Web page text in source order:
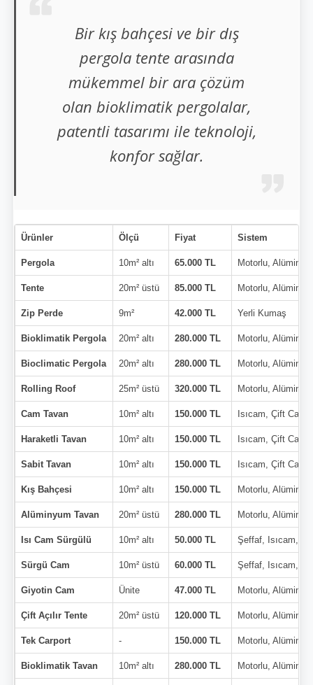
Bir kış bahçesi ve bir dış
pergola tente arasında
mükemmel bir ara çözüm
olan bioklimatik pergolalar,
patentli tasarımı ile teknoloji,
konfor sağlar.
Ürünler Ölçü Fiyat Sistem
Pergola 10m² altı 65.000 TL Motorlu,
Tente 20m² üstü 85.000 TL Motorlu,
Zip Perde 9m² 42.000 TL Yerli Kumaş
Bioklimatik Pergola 20m² altı 280.000 TL Motorlu,
Bioclimatic Pergola 20m² altı 280.000 TL Motorlu,
Rolling Roof 25m² üstü 320.000 TL Motorlu,
Cam Tavan 10m² altı 150.000 TL Isıcam, Çift Cam
Haraketli Tavan 10m² altı 150.000 TL Isıcam, Çift Cam
Sabit Tavan 10m² altı 150.000 TL Isıcam, Çift Cam
Kış Bahçesi 10m² altı 150.000 TL Motorlu,
Alüminyum Tavan 20m² üstü 280.000 TL Motorlu,
Isı Cam Sürgülü 10m² altı 50.000 TL Şeffaf, Isıcam,
Sürgü Cam 10m² üstü 60.000 TL Şeffaf, Isıcam,
Giyotin Cam Ünite 47.000 TL Motorlu,
Çift Açılır Tente 20m² üstü 120.000 TL Motorlu,
Tek Carport - 150.000 TL Motorlu,
Bioklimatik Tavan 10m² altı 280.000 TL Motorlu,